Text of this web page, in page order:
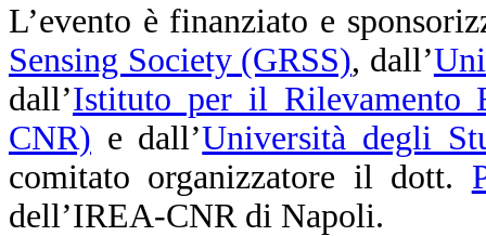
L’evento è finanziato e
Sensing Society (GRSS), dall’
dall’Istituto per il Rilevamento
CNR) e dall’Università degli
comitato organizzatore il dott.
dell’IREA-CNR di Napoli.